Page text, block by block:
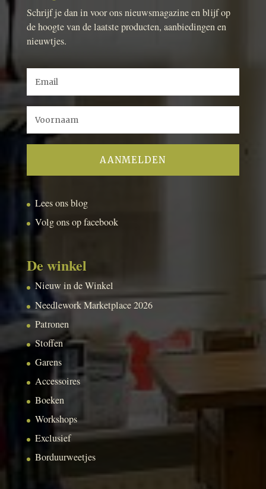
Schrijf je dan in voor ons nieuwsmagazine en blijf op
de hoogte van de laatste producten, aanbiedingen en
nieuwtjes.
Lees ons blog
Volg ons op facebook
De winkel
Nieuw in de Winkel
Needlework Marketplace 2026
Patronen
Stoffen
Garens
Accessoires
Boeken
Workshops
Exclusief
Borduurweetjes